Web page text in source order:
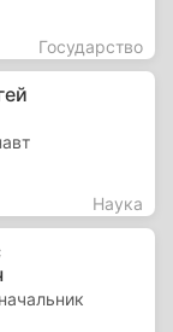
Государство
Наука